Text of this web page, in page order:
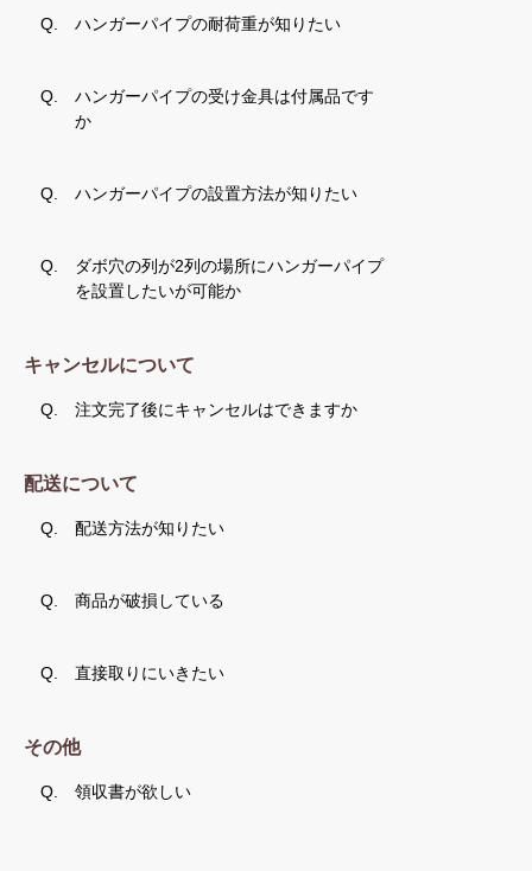
Q. ハンガーパイプの耐荷重が知りたい
Q.
ハンガーパイプの受け金具は付属品です
か
Q. ハンガーパイプの設置方法が知りたい
Q.
ダボ穴の列が2列の場所にハンガーパイプ
を設置したいが可能か
キャンセルについて
Q. 注文完了後にキャンセルはできますか
配送について
Q. 配送方法が知りたい
Q. 商品が破損している
Q. 直接取りにいきたい
その他
Q. 領収書が欲しい